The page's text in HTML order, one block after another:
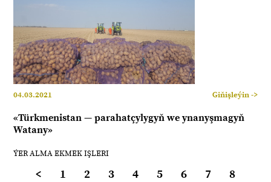
04.03.2021 Giňişleýin ->
«Türkmenistan — parahatçylygyň we ynanyşmagyň
Watany»
ÝER ALMA EKMEK IŞLERI
< 1 2 3 4 5 6 7
8